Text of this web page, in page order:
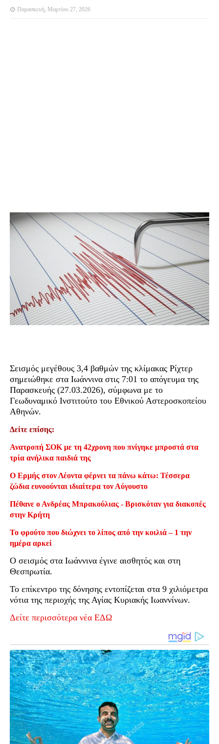
Παρασκευή, Μαρτίου 27, 2026
Σεισμός μεγέθους 3,4 βαθμών της κλίμακας Ρίχτερ
σημειώθηκε στα Ιωάννινα στις 7:01 το απόγευμα της
Παρασκευής (27.03.2026), σύμφωνα με το
Γεωδυναμικό Ινστιτούτο του Εθνικού Αστεροσκοπείου
Αθηνών.
Δείτε επίσης:
Ανατροπή ΣΟΚ με τη 42χρονη που πνίγηκε μπροστά στα
τρία ανήλικα παιδιά της
Ο Ερμής στον Λέοντα φέρνει τα πάνω κάτω: Τέσσερα
ζώδια ευνοούνται ιδιαίτερα τον Αύγουστο
Πέθανε ο Ανδρέας Μπρακούλιας - Βρισκόταν για διακοπές
στην Κρήτη
Το φρούτο που διώχνει το λίπος από την κοιλιά – 1 την
ημέρα αρκεί
Ο σεισμός στα Ιωάννινα έγινε αισθητός και στη
Θεσπρωτία.
Το επίκεντρο της δόνησης εντοπίζεται στα 9 χιλιόμετρα
νότια της περιοχής της Αγίας Κυριακής Ιωαννίνων.
Δείτε περισσότερα νέα ΕΔΩ